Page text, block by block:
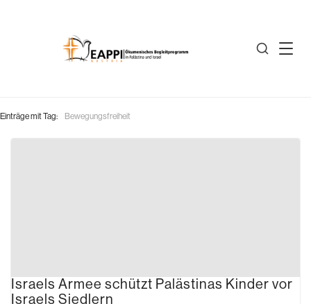
Einträge mit Tag: Bewegungsfreiheit
Israels Armee schützt Palästinas Kinder vor
Israels Siedlern